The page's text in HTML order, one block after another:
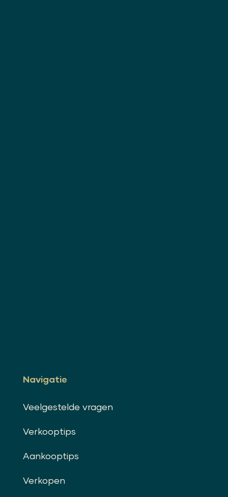
Navigatie
Veelgestelde vragen
Verkooptips
Aankooptips
Verkopen